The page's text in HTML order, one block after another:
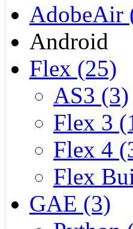
AdobeAir
Android
Flex (25)
AS3 (3)
Flex 3
Flex 4
Flex
GAE (3)